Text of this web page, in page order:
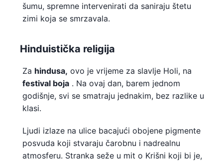
šumu, spremne intervenirati da saniraju štetu
zimi koja se smrzavala.
Hinduistička religija
Za hindusa, ovo je vrijeme za slavlje Holi, na
festival boja . Na ovaj dan, barem jednom
godišnje, svi se smatraju jednakim, bez razlike u
klasi.
Ljudi izlaze na ulice bacajući obojene pigmente
posvuda koji stvaraju čarobnu i nadrealnu
atmosferu. Stranka seže u mit o Krišni koji bi je,